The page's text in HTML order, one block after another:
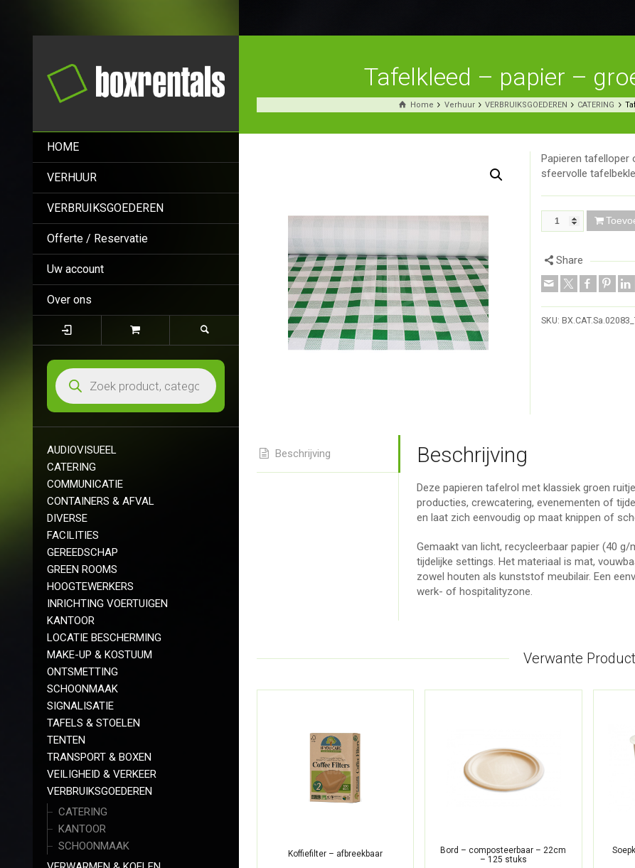
HOME
VERHUUR
VERBRUIKSGOEDEREN
Offerte / Reservatie
Uw account
Over ons
AUDIOVISUEEL
CATERING
COMMUNICATIE
CONTAINERS & AFVAL
DIVERSE
FACILITIES
GEREEDSCHAP
GREEN ROOMS
HOOGTEWERKERS
INRICHTING VOERTUIGEN
KANTOOR
LOCATIE BESCHERMING
MAKE-UP & KOSTUUM
ONTSMETTING
SCHOONMAAK
SIGNALISATIE
TAFELS & STOELEN
TENTEN
TRANSPORT & BOXEN
VEILIGHEID & VERKEER
VERBRUIKSGOEDEREN
CATERING
KANTOOR
SCHOONMAAK
Tafelkleed – papier –
Home Verhuur VERBRUIKSGOEDEREN CATERING
Papieren tafelloper
sfeervolle
Share
SKU:
Beschrijving Beschrijving
Deze papieren tafelrol met klassiek groen
producties, crewcatering, evenementen of
en laat zich eenvoudig op maat knippen of
Gemaakt van licht, recycleerbaar papier (40
tijdelijke settings. Het materiaal is mat,
zowel houten als kunststof meubilair. Een
werk- of hospitalityzone.
Verwante
Koffiefilter – afbreekbaar
Bord – composteerbaar – 22cm
– 125 stuks